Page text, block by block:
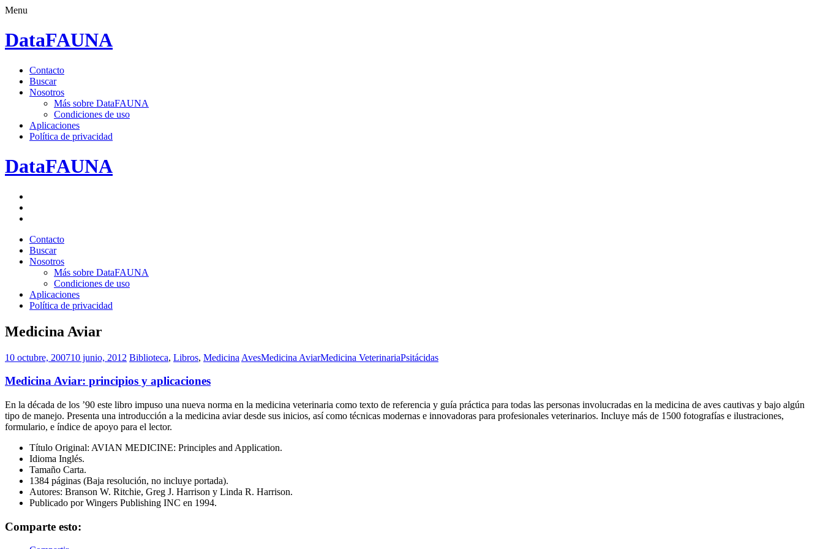
Menu
DataFAUNA
Saltar
contenido.
Contacto
Buscar
Nosotros
Más sobre DataFAUNA
Condiciones de uso
Aplicaciones
Política de privacidad
DataFAUNA
Saltar
contenido.
Contacto
Buscar
Nosotros
Más sobre DataFAUNA
Condiciones de uso
Aplicaciones
Política de privacidad
Medicina Aviar
10 octubre, 200710 junio, 2012 Biblioteca, Libros, Medicina AvesMedicina AviarMedicina VeterinariaPsitácidas
Medicina Aviar: principios y aplicaciones
En la década de los ’90 este libro impuso una nueva norma en la medicina veterinaria como texto de referencia y guía práctica para todas las personas involucradas en la medicina de aves cautivas y bajo algún
tipo de manejo. Presenta una introducción a la medicina aviar desde sus inicios, así como técnicas modernas e innovadoras para profesionales veterinarios. Incluye más de 1500 fotografías e ilustraciones,
formulario, e índice de apoyo para el lector.
Título Original: AVIAN MEDICINE: Principles and Application.
Idioma Inglés.
Tamaño Carta.
1384 páginas (Baja resolución, no incluye portada).
Autores: Branson W. Ritchie, Greg J. Harrison y Linda R. Harrison.
Publicado por Wingers Publishing INC en 1994.
Comparte esto: